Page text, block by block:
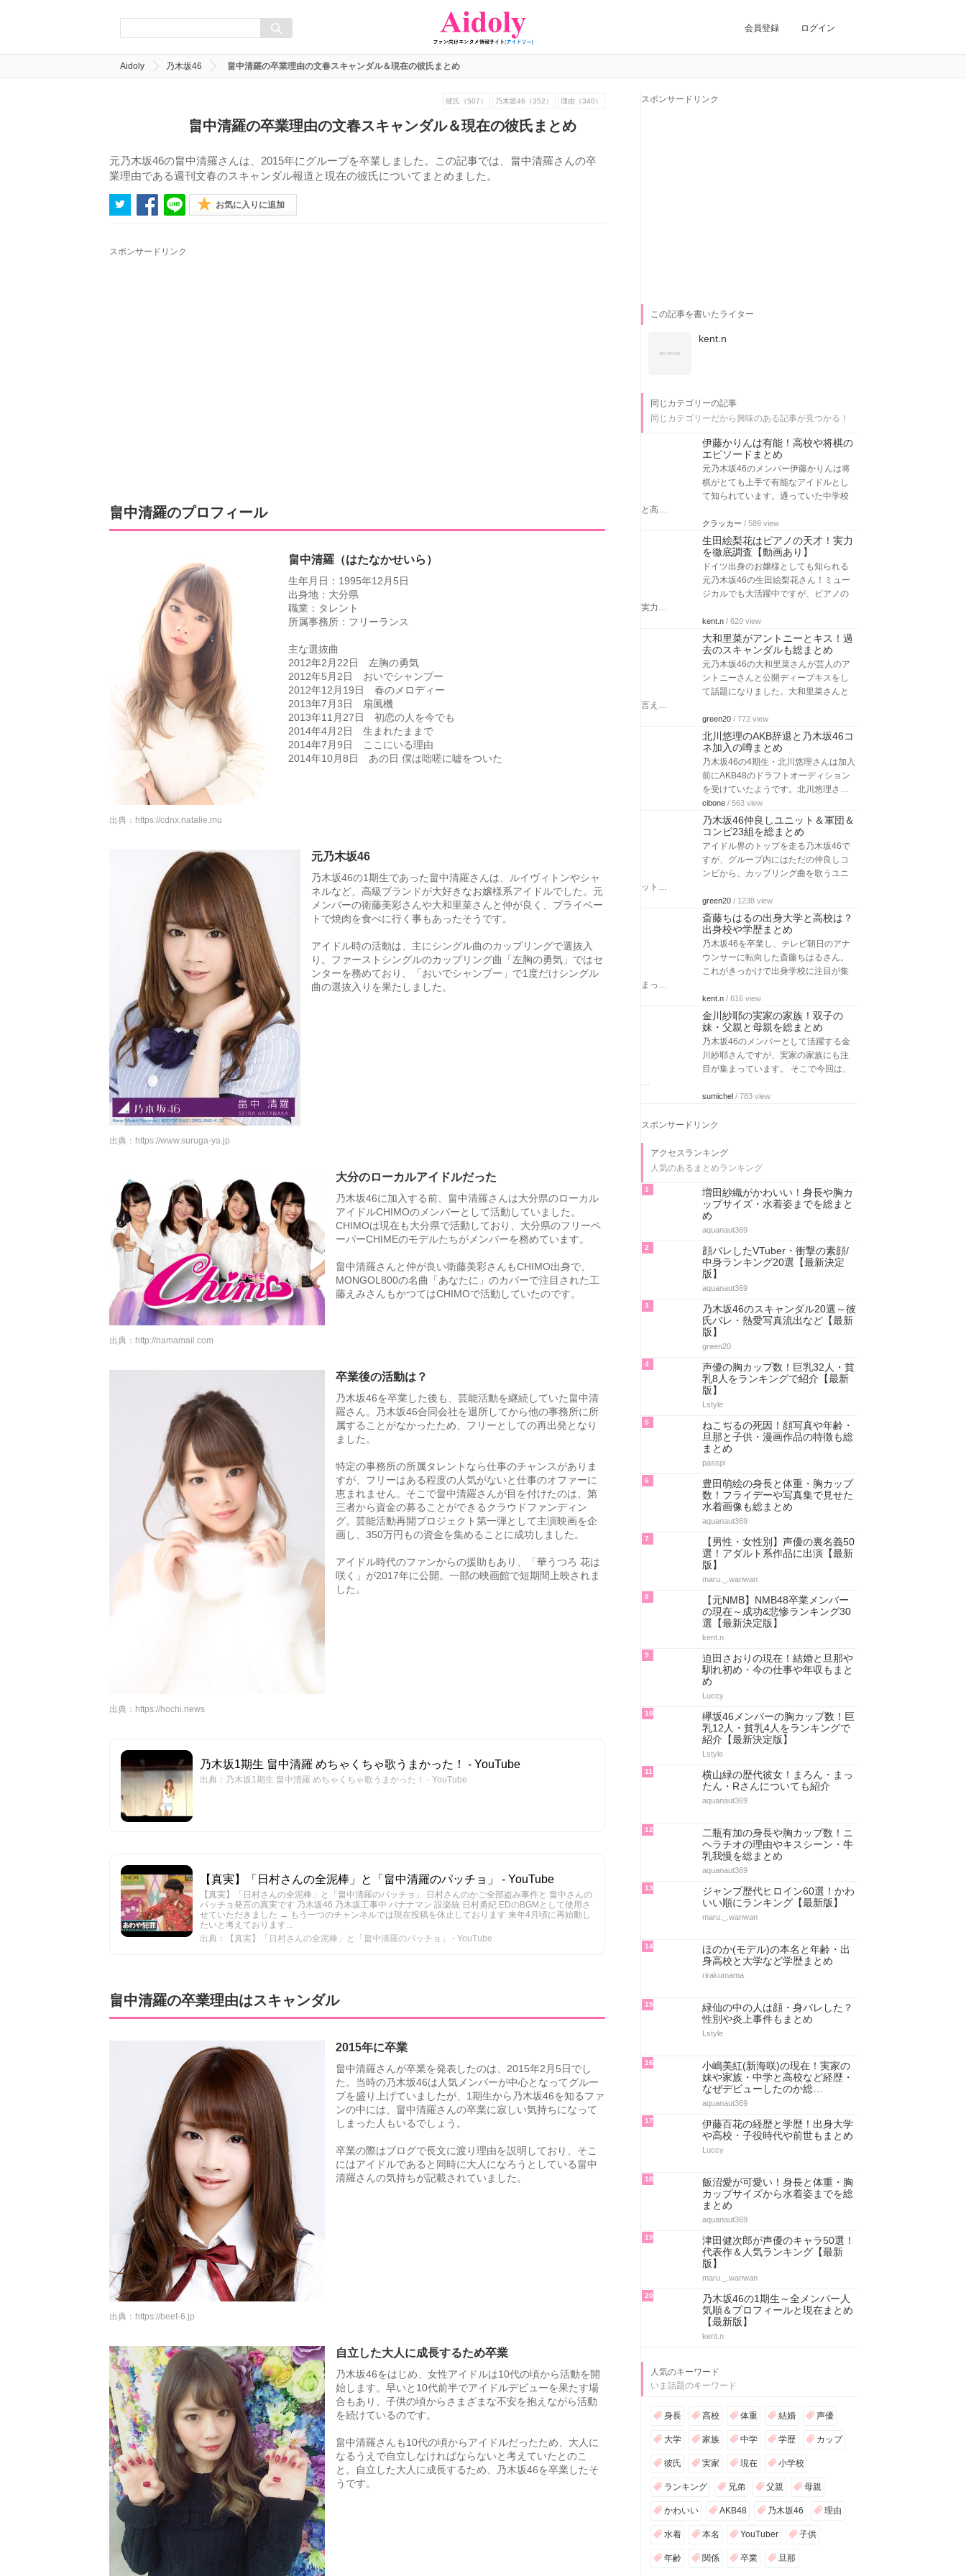
会員登録 ログイン
Aidoly 乃木坂46 畠中清羅の卒業理由の文春スキャンダル＆現在の彼氏まとめ
彼氏（507） 乃木坂46（352） 理由（340）
畠中清羅の卒業理由の文春スキャンダル＆現在の彼氏まとめ
元乃木坂46の畠中清羅さんは、2015年にグループを卒業しました。この記事では、畠中清羅さんの卒
業理由である週刊文春のスキャンダル報道と現在の彼氏についてまとめました。
お気に入りに追加
スポンサードリンク
畠中清羅のプロフィール
畠中清羅（はたなかせいら）
生年月日：1995年12月5日
出身地：大分県
職業：タレント
所属事務所：フリーランス
主な選抜曲
2012年2月22日 左胸の勇気
2012年5月2日 おいでシャンプー
2012年12月19日 春のメロディー
2013年7月3日 扇風機
2013年11月27日 初恋の人を今でも
2014年4月2日 生まれたままで
2014年7月9日 ここにいる理由
2014年10月8日 あの日 僕は咄嗟に嘘をついた
出典： https://cdnx.natalie.mu
元乃木坂46
乃木坂46の1期生であった畠中清羅さんは、ルイヴィトンやシャ
ネルなど、高級ブランドが大好きなお嬢様系アイドルでした。元
メンバーの衛藤美彩さんや大和里菜さんと仲が良く、プライベー
トで焼肉を食べに行く事もあったそうです。
アイドル時の活動は、主にシングル曲のカップリングで選抜入
り。ファーストシングルのカップリング曲「左胸の勇気」ではセ
ンターを務めており、「おいでシャンプー」で1度だけシングル
曲の選抜入りを果たしました。
出典： https://www.suruga-ya.jp
大分のローカルアイドルだった
乃木坂46に加入する前、畠中清羅さんは大分県のローカル
アイドルCHIMOのメンバーとして活動していました。
CHIMOは現在も大分県で活動しており、大分県のフリーペ
ーパーCHIMEのモデルたちがメンバーを務めています。
畠中清羅さんと仲が良い衛藤美彩さんもCHIMO出身で、
MONGOL800の名曲「あなたに」のカバーで注目された工
藤えみさんもかつてはCHIMOで活動していたのです。
出典： http://namamail.com
卒業後の活動は？
乃木坂46を卒業した後も、芸能活動を継続していた畠中清
羅さん。乃木坂46合同会社を退所してから他の事務所に所
属することがなかったため、フリーとしての再出発となり
ました。
特定の事務所の所属タレントなら仕事のチャンスがありま
すが、フリーはある程度の人気がないと仕事のオファーに
恵まれません。そこで畠中清羅さんが目を付けたのは、第
三者から資金の募ることができるクラウドファンディン
グ。芸能活動再開プロジェクト第一弾として主演映画を企
画し、350万円もの資金を集めることに成功しました。
アイドル時代のファンからの援助もあり、「華うつろ 花は
咲く」が2017年に公開。一部の映画館で短期間上映されま
した。
出典： https://hochi.news
乃木坂1期生 畠中清羅 めちゃくちゃ歌うまかった！ - YouTube
出典：乃木坂1期生 畠中清羅 めちゃくちゃ歌うまかった！ - YouTube
【真実】「日村さんの全泥棒」と「畠中清羅のパッチョ」 - YouTube
【真実】「日村さんの全泥棒」と「畠中清羅のパッチョ」 日村さんのかご全部盗み事件と 畠中さんの
パッチョ発言の真実です 乃木坂46 乃木坂工事中 バナナマン 設楽統 日村勇紀 EDのBGMとして使用さ
せていただきました → もう一つのチャンネルでは現在投稿を休止しております 来年4月頃に再始動し
たいと考えております...
出典：【真実】「日村さんの全泥棒」と「畠中清羅のパッチョ」 - YouTube
畠中清羅の卒業理由はスキャンダル
2015年に卒業
畠中清羅さんが卒業を発表したのは、2015年2月5日でし
た。当時の乃木坂46は人気メンバーが中心となってグルー
プを盛り上げていましたが、1期生から乃木坂46を知るファ
ンの中には、畠中清羅さんの卒業に寂しい気持ちになって
しまった人もいるでしょう。
卒業の際はブログで長文に渡り理由を説明しており、そこ
にはアイドルであると同時に大人になろうとしている畠中
清羅さんの気持ちが記載されていました。
出典： https://beef-6.jp
自立した大人に成長するため卒業
乃木坂46をはじめ、女性アイドルは10代の頃から活動を開
始します。早いと10代前半でアイドルデビューを果たす場
合もあり、子供の頃からさまざまな不安を抱えながら活動
を続けているのです。
畠中清羅さんも10代の頃からアイドルだったため、大人に
なるうえで自立しなければならないと考えていたとのこ
と。自立した大人に成長するため、乃木坂46を卒業したそ
うです。
スポンサードリンク
この記事を書いたライター
kent.n
同じカテゴリーの記事
同じカテゴリーだから興味のある記事が見つかる！
伊藤かりんは有能！高校や将棋の
エピソードまとめ
元乃木坂46のメンバー伊藤かりんは将
棋がとても上手で有能なアイドルとし
て知られています。通っていた中学校
と高…
クラッカー / 589 view
生田絵梨花はピアノの天才！実力
を徹底調査【動画あり】
ドイツ出身のお嬢様としても知られる
元乃木坂46の生田絵梨花さん！ミュー
ジカルでも大活躍中ですが、ピアノの
実力…
kent.n / 620 view
大和里菜がアントニーとキス！過
去のスキャンダルも総まとめ
元乃木坂46の大和里菜さんが芸人のア
ントニーさんと公開ディープキスをし
て話題になりました。大和里菜さんと
言え…
green20 / 772 view
北川悠理のAKB辞退と乃木坂46コ
ネ加入の噂まとめ
乃木坂46の4期生・北川悠理さんは加入
前にAKB48のドラフトオーディション
を受けていたようです。北川悠理さ…
cibone / 563 view
乃木坂46仲良しユニット＆軍団＆
コンビ23組を総まとめ
アイドル界のトップを走る乃木坂46で
すが、グループ内にはただの仲良しコ
ンビから、カップリング曲を歌うユニ
ット…
green20 / 1238 view
斎藤ちはるの出身大学と高校は？
出身校や学歴まとめ
乃木坂46を卒業し、テレビ朝日のアナ
ウンサーに転向した斎藤ちはるさん。
これがきっかけで出身学校に注目が集
まっ…
kent.n / 616 view
金川紗耶の実家の家族！双子の
妹・父親と母親を総まとめ
乃木坂46のメンバーとして活躍する金
川紗耶さんですが、実家の家族にも注
目が集まっています。 そこで今回は、
…
sumichel / 783 view
スポンサードリンク
アクセスランキング
人気のあるまとめランキング
1
増田紗織がかわいい！身長や胸カ
ップサイズ・水着姿までを総まと
め
aquanaut369
2
顔バレしたVTuber・衝撃の素顔/
中身ランキング20選【最新決定
版】
aquanaut369
3
乃木坂46のスキャンダル20選～彼
氏バレ・熱愛写真流出など【最新
版】
green20
4
声優の胸カップ数！巨乳32人・貧
乳8人をランキングで紹介【最新
版】
Lstyle
5
ねこぢるの死因！顔写真や年齢・
旦那と子供・漫画作品の特徴も総
まとめ
passpi
6
豊田萌絵の身長と体重・胸カップ
数！フライデーや写真集で見せた
水着画像も総まとめ
aquanaut369
7
【男性・女性別】声優の裏名義50
選！アダルト系作品に出演【最新
版】
maru._.wanwan
8
【元NMB】NMB48卒業メンバー
の現在～成功&悲惨ランキング30
選【最新決定版】
kent.n
9
迫田さおりの現在！結婚と旦那や
馴れ初め・今の仕事や年収もまと
め
Luccy
10
欅坂46メンバーの胸カップ数！巨
乳12人・貧乳4人をランキングで
紹介【最新決定版】
Lstyle
11
横山緑の歴代彼女！まろん・まっ
たん・Rさんについても紹介
aquanaut369
12
二瓶有加の身長や胸カップ数！ニ
ヘラチオの理由やキスシーン・牛
乳我慢を総まとめ
aquanaut369
13
ジャンプ歴代ヒロイン60選！かわ
いい順にランキング【最新版】
maru._.wanwan
14
ほのか(モデル)の本名と年齢・出
身高校と大学など学歴まとめ
rirakumama
15
緑仙の中の人は顔・身バレした？
性別や炎上事件もまとめ
Lstyle
16
小嶋美紅(新海咲)の現在！実家の
妹や家族・中学と高校など経歴・
なぜデビューしたのか総…
aquanaut369
17
伊藤百花の経歴と学歴！出身大学
や高校・子役時代や前世もまとめ
Luccy
18
飯沼愛が可愛い！身長と体重・胸
カップサイズから水着姿までを総
まとめ
aquanaut369
19
津田健次郎が声優のキャラ50選！
代表作＆人気ランキング【最新
版】
maru._.wanwan
20
乃木坂46の1期生～全メンバー人
気順＆プロフィールと現在まとめ
【最新版】
kent.n
人気のキーワード
いま話題のキーワード
身長 高校 体重 結婚 声優
大学 家族 中学 学歴 カップ
彼氏 実家 現在 小学校
ランキング 兄弟 父親 母親
かわいい AKB48 乃木坂46 理由
水着 本名 YouTuber 子供
年齢 関係 卒業 旦那